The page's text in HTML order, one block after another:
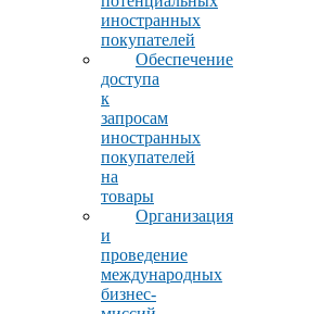
иностранных
покупателей
Обеспечение
доступа
к
запросам
иностранных
покупателей
на
товары
Организация
и
проведение
международных
бизнес-